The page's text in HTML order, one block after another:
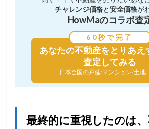
チャレンジ価格と安全価格が
HowMaのコラボ査
60秒で完了
あなたの不動産をとりあえ
査定してみる
日本全国の戸建/マンション/土
最終的に重視したのは